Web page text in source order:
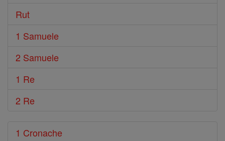
Rut
1 Samuele
2 Samuele
1 Re
2 Re
1 Cronache